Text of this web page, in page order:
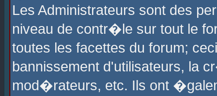
Les Administrateurs sont des
niveau de contr�le sur tout le
toutes les facettes du forum;
bannissement d'utilisateurs, la
mod�rateurs, etc. Ils ont